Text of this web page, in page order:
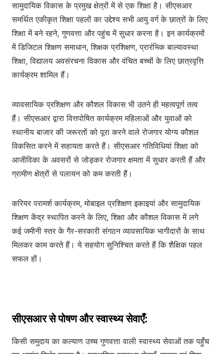
सामुदायिक विकास के प्रमुख क्षेत्रों में से एक शिक्षा है। सीएसआर
समर्थित एकीकृत शिक्षा पहलों का उद्देश्य सभी आयु वर्ग के छात्रों के लिए
शिक्षा में बने रहने, गुणवत्ता और पहुंच में सुधार करना है। इन कार्यक्रमों
में डिजिटल शिक्षण समाधान, शिक्षक प्रशिक्षण, प्रारंभिक बाल्यावस्था
शिक्षा, विद्यालय अवसंरचना विकास और वंचित बच्चों के लिए छात्रवृत्ति
कार्यक्रम शामिल हैं।
व्यावसायिक प्रशिक्षण और कौशल विकास भी उतने ही महत्वपूर्ण तत्व
हैं। सीएसआर द्वारा वित्तपोषित कार्यक्रम महिलाओं और युवाओं को
स्थानीय बाजार की जरूरतों को पूरा करने वाले रोजगार योग्य कौशल
विकसित करने में सहायता करते हैं। सीएसआर गतिविधियां शिक्षा को
आजीविका के अवसरों से जोड़कर रोजगार क्षमता में सुधार करती हैं और
ग्रामीण क्षेत्रों से पलायन को कम करती हैं।
करियर परामर्श कार्यक्रम, मोबाइल प्रशिक्षण इकाइयां और सामुदायिक
शिक्षण केंद्र स्थापित करने के लिए, शिक्षा और कौशल विकास में लगे
कई जमीनी स्तर के गैर-सरकारी संगठन व्यावसायिक भागीदारों के साथ
मिलकर काम करते हैं। ये सहयोग सुनिश्चित करते हैं कि शैक्षिक पहल
सफल हों।
सीएसआर से पोषण और स्वास्थ्य सेवाएँ:
किसी समुदाय का कल्याण उच्च गुणवत्ता वाली स्वास्थ्य सेवाओं तक पहुँच